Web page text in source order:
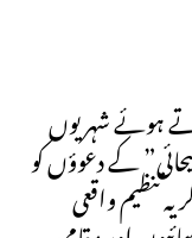
ہوئے شہریوں
کے دعوؤں کو
تنظیم واقعی